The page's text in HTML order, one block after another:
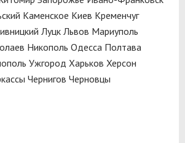
Каменское Киев Кременчуг
Луцк Львов Мариуполь
Никополь Одесса Полтава
Ужгород Харьков Херсон
Чернигов Черновцы